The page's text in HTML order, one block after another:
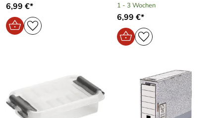
6,99 €* 1 - 3 Wochen
6,99 €*